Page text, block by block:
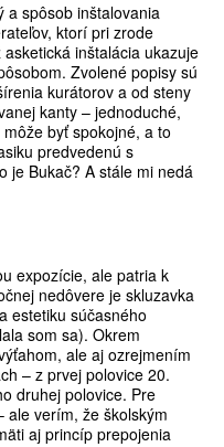
a spôsob inštalovania
ktorí pri zrode
inštalácia ukazuje
Zvolené popisy sú
kurátorov a od steny
kanty – jednoduché,
byť spokojné, a to
predvedenú s
je Bukač? A stále mi nedá
expozície, ale patria k
nedôvere je skluzavka
estetiku súčasného
som sa). Okrem
ale aj ozrejmením
– z prvej polovice 20.
druhej polovice. Pre
verím, že školským
aj princíp prepojenia